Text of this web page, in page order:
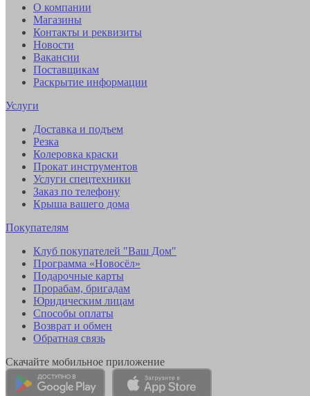
О компании
Магазины
Контакты и реквизиты
Новости
Вакансии
Поставщикам
Раскрытие информации
Услуги
Доставка и подъем
Резка
Колеровка краски
Прокат инструментов
Услуги спецтехники
Заказ по телефону
Крыша вашего дома
Покупателям
Клуб покупателей "Ваш Дом"
Программа «Новосёл»
Подарочные карты
Прорабам, бригадам
Юридическим лицам
Способы оплаты
Возврат и обмен
Обратная связь
Скачайте мобильное приложение